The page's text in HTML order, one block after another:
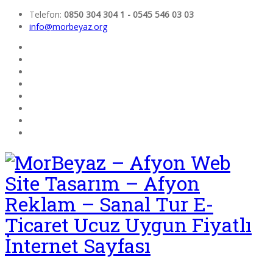
Telefon: 0850 304 304 1 - 0545 546 03 03
info@morbeyaz.org